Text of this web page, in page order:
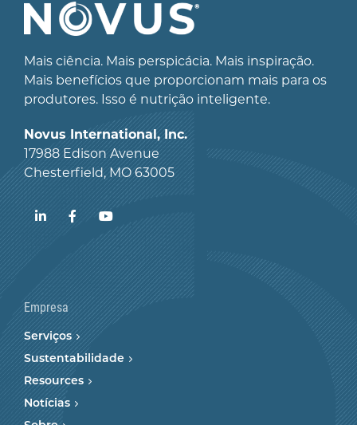
Mais ciência. Mais perspicácia. Mais inspiração.
Mais benefícios que proporcionam mais para os
produtores. Isso é nutrição inteligente.
Novus International, Inc.
17988 Edison Avenue
Chesterfield, MO 63005
LinkedInFacebookYouTube
Empresa
Serviços
Sustentabilidade
Resources
Notícias